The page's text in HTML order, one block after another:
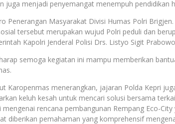
juga menjadi penyemangat menempuh pendidikan
Penerangan Masyarakat Divisi Humas Polri
tersebut merupakan wujud Polri peduli dan
Kapolri Jenderal Polisi Drs. Listyo Sigit
semoga kegiatan ini mampu memberikan
Karopenmas menerangkan, jajaran Polda Kepri
keluh kesah untuk mencari solusi bersama
mengenai rencana pembangunan Rempang Eco-
diberikan pemahaman yang komprehensif